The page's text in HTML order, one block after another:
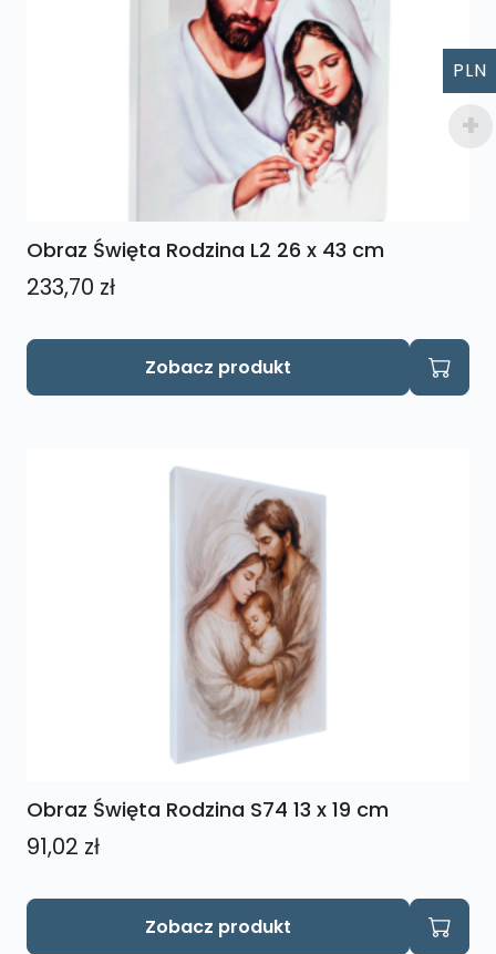
Obraz Święta Rodzina L2 26 x 43 cm
233,70 zł
Zobacz produkt
Obraz Święta Rodzina S74 13 x 19 cm
91,02 zł
Zobacz produkt
PLN